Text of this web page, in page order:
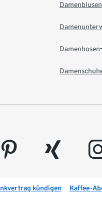
Damenblusen
Damenhosen
pinterest xing
kündigen Kaffee-